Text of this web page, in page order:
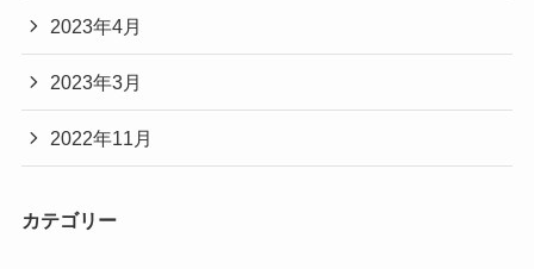
2023年4月
2023年3月
2022年11月
カテゴリー